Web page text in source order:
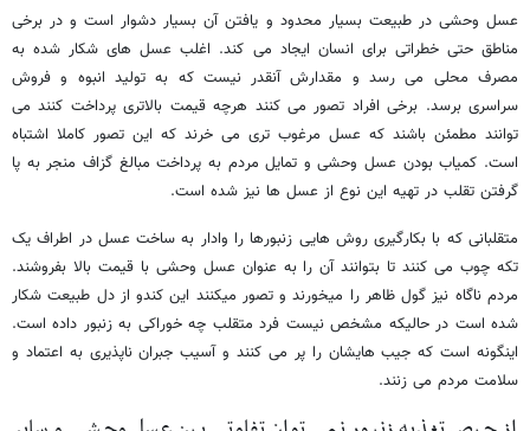
عسل وحشی در طبیعت بسیار محدود و یافتن آن بسیار دشوار است و در برخی
مناطق حتی خطراتی برای انسان ایجاد می کند. اغلب عسل های شکار شده به
مصرف محلی می رسد و مقدارش آنقدر نیست که به تولید انبوه و فروش
سراسری برسد. برخی افراد تصور می کنند هرچه قیمت بالاتری پرداخت کنند می
توانند مطمئن باشند که عسل مرغوب تری می خرند که این تصور کاملا اشتباه
است. کمیاب بودن عسل وحشی و تمایل مردم به پرداخت مبالغ گزاف منجر به پا
گرفتن تقلب در تهیه این نوع از عسل ها نیز شده است.
متقلبانی که با بکارگیری روش هایی زنبورها را وادار به ساخت عسل در اطراف یک
تکه چوب می کنند تا بتوانند آن را به عنوان عسل وحشی با قیمت بالا بفروشند.
مردم ناگاه نیز گول ظاهر را میخورند و تصور میکنند این کندو از دل طبیعت شکار
شده است در حالیکه مشخص نیست فرد متقلب چه خوراکی به زنبور داده است.
اینگونه است که جیب هایشان را پر می کنند و آسیب جبران ناپذیری به اعتماد و
سلامت مردم می زنند.